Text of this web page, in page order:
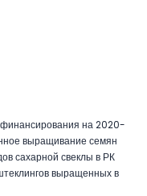
финансирования на 2020-
выращивание семян
сахарной свеклы в РК
выращенных в